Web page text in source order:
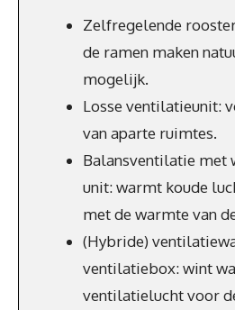
Zelfregelende
de ramen maken
mogelijk.
Losse ventilatieunit:
van aparte ruimtes.
Balansventilatie met
unit: warmt koude
met de warmte van
(Hybride)
ventilatiebox: wint
ventilatielucht voor